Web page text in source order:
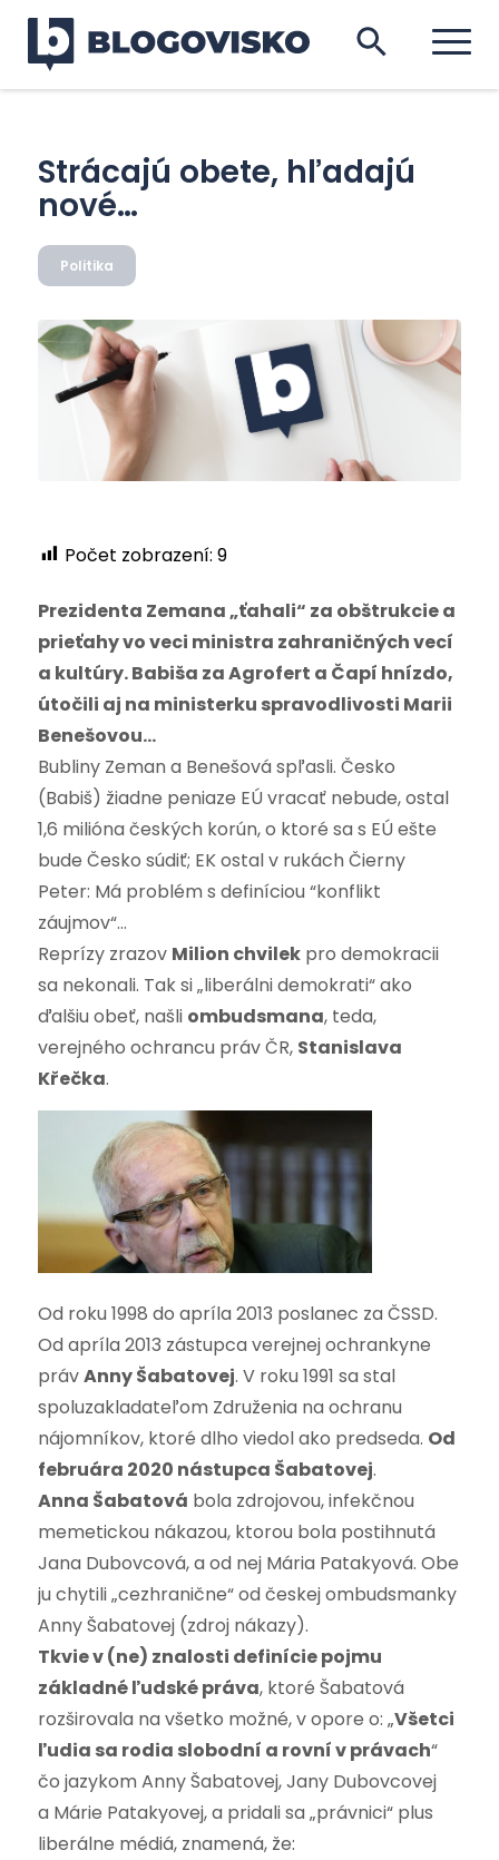
Strácajú obete, hľadajú
nové…
Politika
Počet zobrazení: 9
Prezidenta Zemana „ťahali“ za obštrukcie a
prieťahy vo veci ministra zahraničných vecí
a kultúry. Babiša za Agrofert a Čapí hnízdo,
útočili aj na ministerku spravodlivosti Marii
Benešovou…
Bubliny Zeman a Benešová spľasli. Česko
(Babiš) žiadne peniaze EÚ vracať nebude, ostal
1,6 milióna českých korún, o ktoré sa s EÚ ešte
bude Česko súdiť; EK ostal v rukách Čierny
Peter: Má problém s definíciou “konflikt
záujmov“…
Reprízy zrazov Milion chvilekpro demokracii
sa nekonali. Tak si „liberálni demokrati“ ako
ďalšiu obeť, našli ombudsmana, teda,
verejného ochrancu práv ČR, Stanislava
Křečka.
Od roku 1998 do apríla 2013 poslanec za ČSSD.
Od apríla 2013 zástupca verejnej ochrankyne
právAnny Šabatovej. V roku 1991 sa stal
spoluzakladateľom Združenia na ochranu
nájomníkov, ktoré dlho viedol ako predseda. Od
februára 2020 nástupca Šabatovej.
Anna Šabatová bola zdrojovou, infekčnou
memetickou nákazou, ktorou bola postihnutá
Jana Dubovcová, a od nej Mária Patakyová. Obe
ju chytili „cezhranične“ od českej ombudsmanky
Anny Šabatovej (zdroj nákazy).
Tkvie v (ne) znalosti definície pojmu
základné ľudské práva, ktoré Šabatová
rozširovala na všetko možné, v opore o: „Všetci
ľudia sa rodia slobodní a rovní v právach“
čo jazykom Anny Šabatovej, Jany Dubovcovej
a Márie Patakyovej, a pridali sa „právnici“ plus
liberálne médiá, znamená, že: